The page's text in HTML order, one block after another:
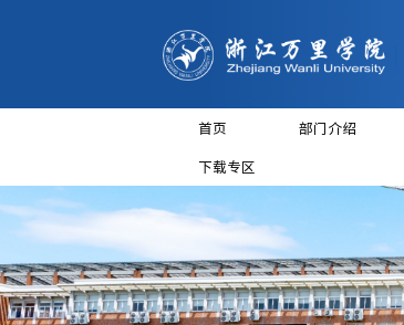
首页
下载专区